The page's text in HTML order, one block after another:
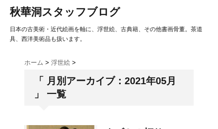
秋華洞スタッフブログ
日本の古美術・近代絵画を軸に、浮世絵、古典籍、その他書画骨董。茶道
具、西洋美術品も扱います。
ホーム > 浮世絵 >
「 月別アーカイブ：2021年05月
」 一覧